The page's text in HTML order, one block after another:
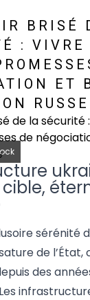
BRISÉ
: VIVRE
ET
RUSSE
sérénité
de
des